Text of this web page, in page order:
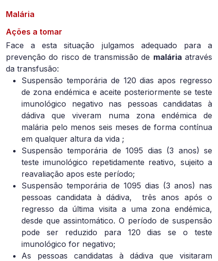
Malária
Ações a tomar
Face a esta situação julgamos adequado para a
prevenção do risco de transmissão de malária através
da transfusão:
Suspensão temporária de 120 dias apos regresso
de zona endémica e aceite posteriormente se teste
imunológico negativo nas pessoas candidatas à
dádiva que viveram numa zona endémica de
malária pelo menos seis meses de forma contínua
em qualquer altura da vida ;
Suspensão temporária de 1095 dias (3 anos) se
teste imunológico repetidamente reativo, sujeito a
reavaliação apos este período;
Suspensão temporária de 1095 dias (3 anos) nas
pessoas candidata à dádiva,
três anos após o
regresso da última visita a uma zona endémica,
desde que assintomático. O período de suspensão
pode ser reduzido para 120 dias se o teste
imunológico for negativo;
As pessoas candidatas à dádiva que visitaram